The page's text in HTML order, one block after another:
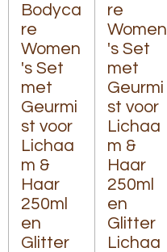
Bodyca
re
Women
's Set
met
Geurmi
st voor
Lichaa
m &
Haar
250ml
en
Glitter
re
Women
's Set
met
Geurmi
st voor
Lichaa
m &
Haar
250ml
en
Glitter
Lichaa